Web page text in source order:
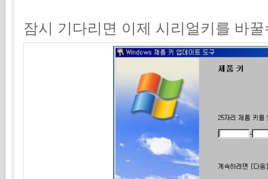
잠시 기다리면 이제 시리얼키를 바